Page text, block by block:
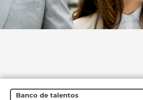
Banco de talentos